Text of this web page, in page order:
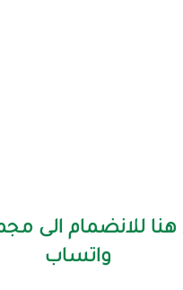
للانضمام الى
واتساب